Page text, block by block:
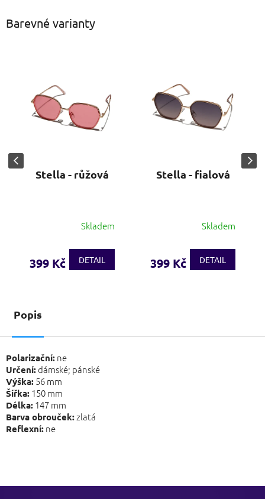
Barevné varianty
Stella - růžová
Skladem
399 Kč DETAIL
Stella - fialová
Skladem
399 Kč DETAIL
Popis
Polarizační: ne
Určení:dámské; pánské
Výška: 56 mm
Šířka: 150 mm
Délka: 147 mm
Barva obrouček:zlatá
Reflexní: ne